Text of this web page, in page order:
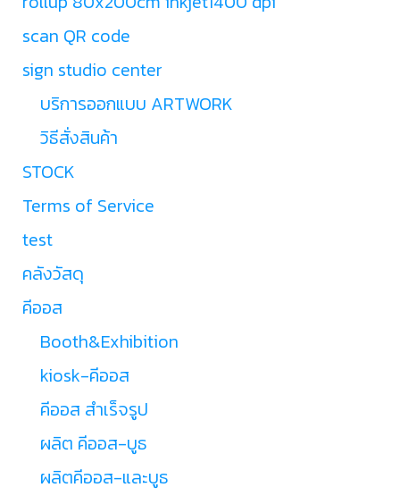
scan QR code
sign studio center
บริการออกแบบ ARTWORK
วิธีสั่งสินค้า
STOCK
Terms of Service
test
คลังวัสดุ
คีออส
Booth&Exhibition
kiosk-คีออส
คีออส สำเร็จรูป
ผลิต คีออส-บูธ
ผลิตคีออส-และบูธ